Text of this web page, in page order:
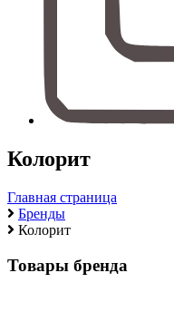
Колорит
Главная страница
Бренды
Колорит
Товары бренда